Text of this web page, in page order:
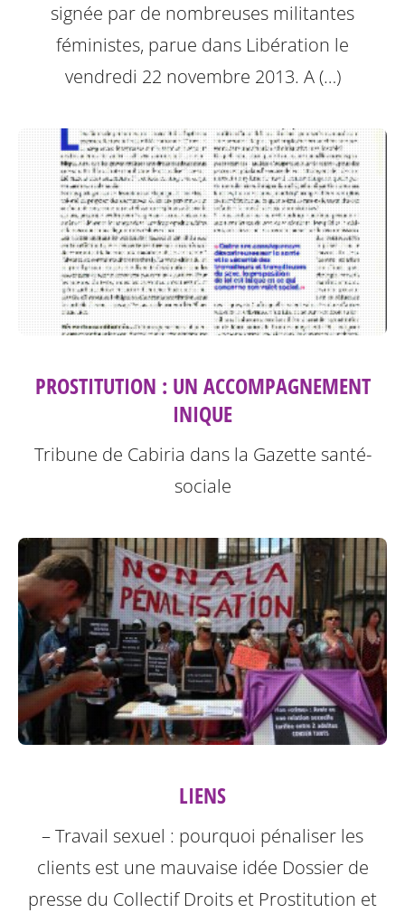
signée par de nombreuses militantes
féministes, parue dans Libération le
vendredi 22 novembre 2013. A (…)
PROSTITUTION : UN ACCOMPAGNEMENT
INIQUE
Tribune de Cabiria dans la Gazette santé-
sociale
LIENS
– Travail sexuel : pourquoi pénaliser les
clients est une mauvaise idée Dossier de
presse du Collectif Droits et Prostitution et